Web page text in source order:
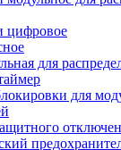
цифровое
для
для